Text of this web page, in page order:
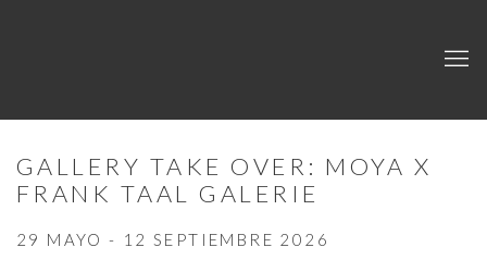
GALLERY TAKE OVER: MOYA X
FRANK TAAL GALERIE
29 MAYO - 12 SEPTIEMBRE 2026